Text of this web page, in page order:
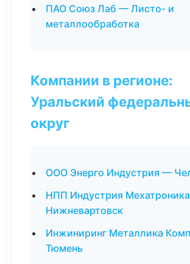
ПАО Союз Лаб — Листо- и
металлообработка
Компании в регионе:
Уральский
округ
ООО Энерго Индустрия —
НПП Индустрия
Нижневартовск
Инжиниринг Металлика
Тюмень